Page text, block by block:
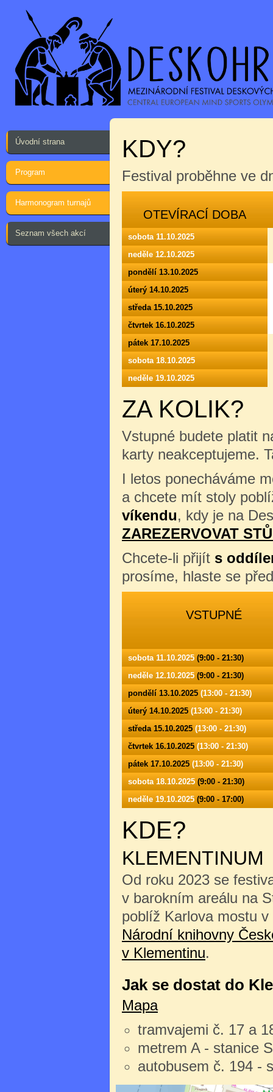
Úvodní strana
Program
Harmonogram turnajů
Seznam všech akcí
KDY?
Festival proběhne ve
OTEVÍRACÍ DOBA
sobota 11.10.2025
neděle 12.10.2025
pondělí 13.10.2025
úterý 14.10.2025
středa 15.10.2025
čtvrtek 16.10.2025
pátek 17.10.2025
sobota 18.10.2025
neděle 19.10.2025
ZA KOLIK?
Vstupné budete platit
karty neakceptujeme.
I letos ponecháváme
a chcete mít stoly
víkendu, kdy je na
ZAREZERVOVAT
Chcete-li přijít s
prosíme, hlaste se
VSTUPNÉ
sobota 11.10.2025 (9:00 - 21:30)
neděle 12.10.2025 (9:00 - 21:30)
pondělí 13.10.2025 (13:00 - 21:30)
úterý 14.10.2025 (13:00 - 21:30)
středa 15.10.2025 (13:00 - 21:30)
čtvrtek 16.10.2025 (13:00 - 21:30)
pátek 17.10.2025 (13:00 - 21:30)
sobota 18.10.2025 (9:00 - 21:30)
neděle 19.10.2025 (9:00 - 17:00)
KDE?
KLEMENTINUM
Od roku 2023 se
v barokním areálu na
poblíž Karlova mostu
Národní knihovny
v Klementinu.
Jak se dostat do
Mapa
tramvajemi č. 17 a
metrem A - stanice
autobusem č. 194 -